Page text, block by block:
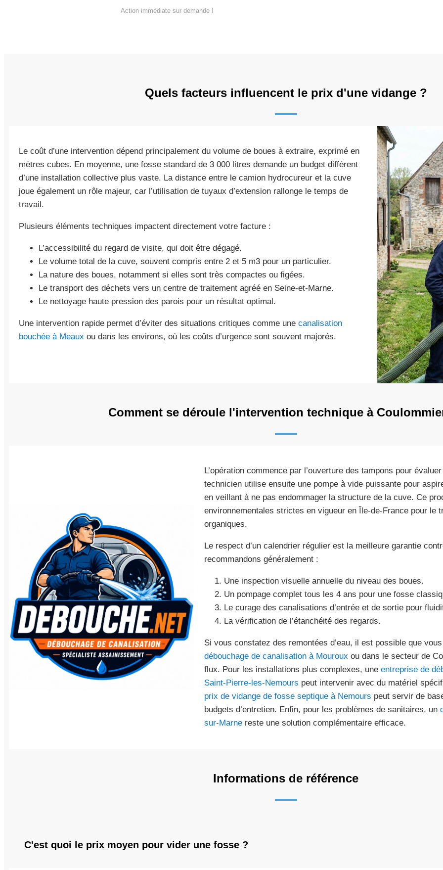
Action immédiate sur demande !
Quels facteurs influencent le prix d'une vidange ?
Le coût d’une intervention dépend principalement du volume de boues à extraire, exprimé en
mètres cubes. En moyenne, une fosse standard de 3 000 litres demande un budget différent
d’une installation collective plus vaste. La distance entre le camion hydrocureur et la cuve
joue également un rôle majeur, car l’utilisation de tuyaux d’extension rallonge le temps de
travail.
Plusieurs éléments techniques impactent directement votre facture :
L’accessibilité du regard de visite, qui doit être dégagé.
Le volume total de la cuve, souvent compris entre 2 et 5 m3 pour un particulier.
La nature des boues, notamment si elles sont très compactes ou figées.
Le transport des déchets vers un centre de traitement agréé en Seine-et-Marne.
Le nettoyage haute pression des parois pour un résultat optimal.
Une intervention rapide permet d’éviter des situations critiques comme une canalisation
bouchée à Meaux ou dans les environs, où les coûts d’urgence sont souvent majorés.
Comment se déroule l'intervention technique à
L’opération commence par l’ouverture des tampons pour
technicien utilise ensuite une pompe à vide puissante pour
en veillant à ne pas endommager la structure de la cuve. Ce
environnementales strictes en vigueur en Île-de-France pour le
organiques.
Le respect d’un calendrier régulier est la meilleure garantie
recommandons généralement :
Une inspection visuelle annuelle du niveau des boues.
Un pompage complet tous les 4 ans pour une fosse
Le curage des canalisations d’entrée et de sortie pour
La vérification de l’étanchéité des regards.
Si vous constatez des remontées d’eau, il est possible que
débouchage de canalisation à Mouroux ou dans le secteur de
flux. Pour les installations plus complexes, une entreprise de
Saint-Pierre-les-Nemours peut intervenir avec du matériel
prix de vidange de fosse septique à Nemours peut servir de
budgets d’entretien. Enfin, pour les problèmes de sanitaires, un
sur-Marnereste une solution complémentaire efficace.
Informations de référence
C'est quoi le prix moyen pour vider une fosse ?